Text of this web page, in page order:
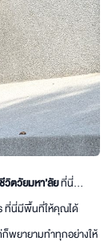
วิตวัยมหา’ลัยที่นี่…
ที่นี่มีพื้นที่ให้คุณได้
ก็พยายามทำทุกอย่างให้